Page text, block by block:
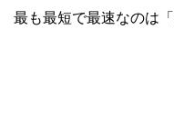
最も最短で最速なのは「